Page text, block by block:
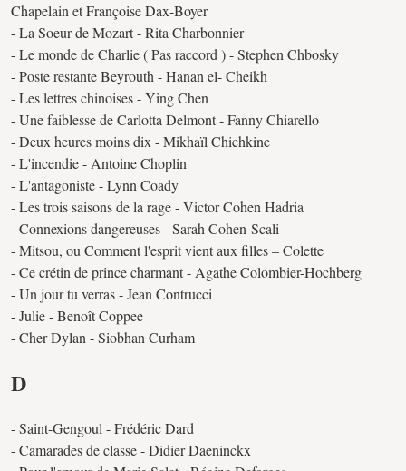
Chapelain et Françoise Dax-Boyer
- La Soeur de Mozart - Rita Charbonnier
- Le monde de Charlie ( Pas raccord ) - Stephen Chbosky
- Poste restante Beyrouth - Hanan el- Cheikh
- Les lettres chinoises - Ying Chen
- Une faiblesse de Carlotta Delmont - Fanny Chiarello
- Deux heures moins dix - Mikhaïl Chichkine
- L'incendie - Antoine Choplin
- L'antagoniste - Lynn Coady
- Les trois saisons de la rage - Victor Cohen Hadria
- Connexions dangereuses - Sarah Cohen-Scali
- Mitsou, ou Comment l'esprit vient aux filles – Colette
- Ce crétin de prince charmant - Agathe Colombier-Hochberg
- Un jour tu verras - Jean Contrucci
- Julie - Benoît Coppee
- Cher Dylan - Siobhan Curham
D
- Saint-Gengoul - Frédéric Dard
- Camarades de classe - Didier Daeninckx